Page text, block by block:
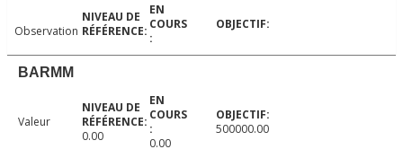
Observation
BARMM
Valeur
0.00
0.00
500000.00